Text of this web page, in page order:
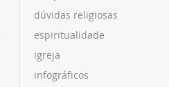
dúvidas religiosas
espiritualidade
igreja
infográficos